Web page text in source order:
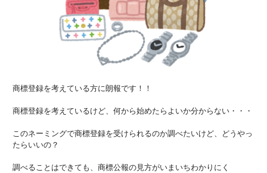
商標登録を考えている方に朗報です！！
商標登録を考えているけど、何から始めたらよいか分からない・・・
このネーミングで商標登録を受けられるのか調べたいけど、どうやっ
たらいいの？
調べることはできても、商標公報の見方がいまいちわかりにく